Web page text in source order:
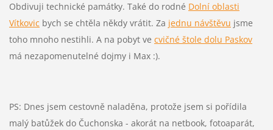
Obdivuji technické památky. Také do rodné Dolní oblasti
Vítkovic bych se chtěla někdy vrátit. Za jednu návštěvu jsme
toho mnoho nestihli. A na pobyt ve cvičné štole dolu Paskov
má nezapomenutelné dojmy i Max :).
PS: Dnes jsem cestovně naladěna, protože jsem si pořídila
malý batůžek do Čuchonska - akorát na netbook, fotoaparát,